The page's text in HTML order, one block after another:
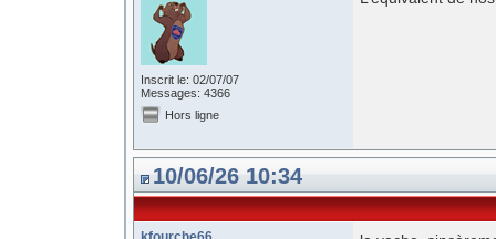
Inscrit le: 02/07/07
Messages: 4366
Hors ligne
10/06/26 10:34